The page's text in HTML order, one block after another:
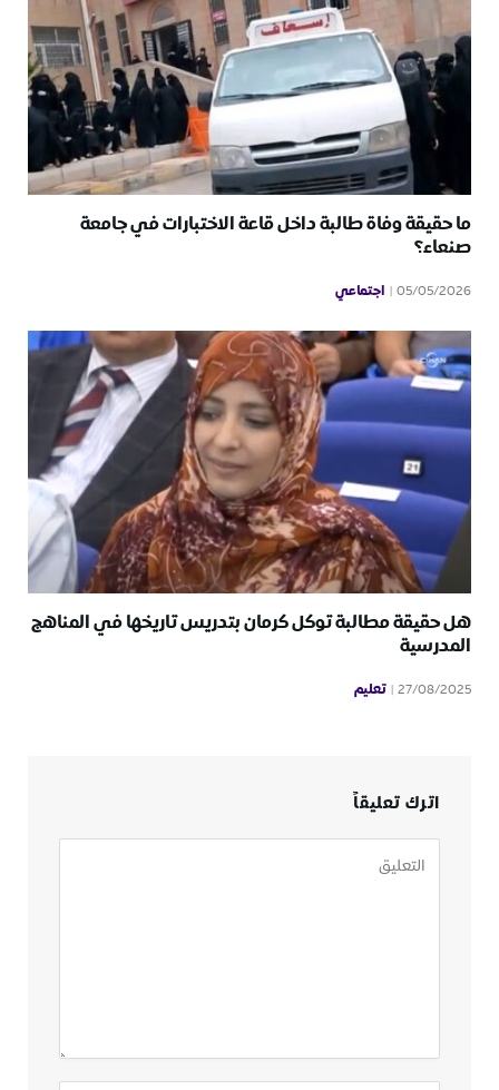
ما حقيقة وفاة طالبة داخل قاعة الاختبارات في جامعة
صنعاء؟
05/05/2026 اجتماعي
هل حقيقة مطالبة توكل كرمان بتدريس تاريخها في المناهج
المدرسية
27/08/2025 تعليم
اترك تعليقاً